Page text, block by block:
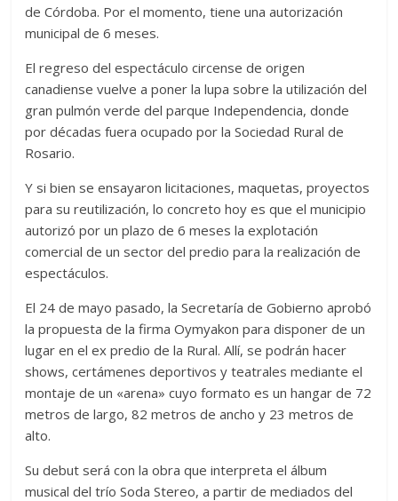
de Córdoba. Por el momento, tiene una autorización
municipal de 6 meses.
El regreso del espectáculo circense de origen
canadiense vuelve a poner la lupa sobre la utilización del
gran pulmón verde del parque Independencia, donde
por décadas fuera ocupado por la Sociedad Rural de
Rosario.
Y si bien se ensayaron licitaciones, maquetas, proyectos
para su reutilización, lo concreto hoy es que el municipio
autorizó por un plazo de 6 meses la explotación
comercial de un sector del predio para la realización de
espectáculos.
El 24 de mayo pasado, la Secretaría de Gobierno aprobó
la propuesta de la firma Oymyakon para disponer de un
lugar en el ex predio de la Rural. Allí, se podrán hacer
shows, certámenes deportivos y teatrales mediante el
montaje de un «arena» cuyo formato es un hangar de 72
metros de largo, 82 metros de ancho y 23 metros de
alto.
Su debut será con la obra que interpreta el álbum
musical del trío Soda Stereo, a partir de mediados del